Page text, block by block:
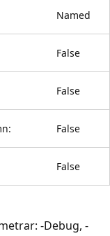
Named
False
False
False
False
-Debug, -